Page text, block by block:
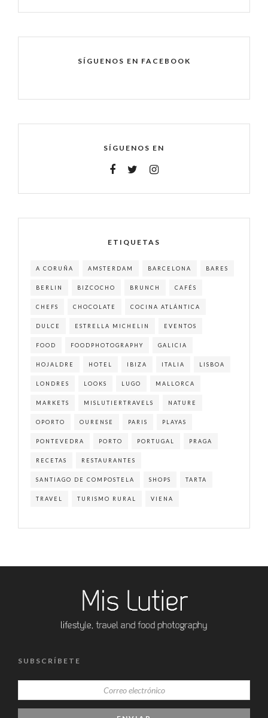
SÍGUENOS EN FACEBOOK
SÍGUENOS EN
ETIQUETAS
A CORUÑA AMSTERDAM BARCELONA BARES
BERLIN BIZCOCHO BRUNCH CAFÉS
CHEFS CHOCOLATE COCINA ATLÁNTICA
DULCE ESTRELLA MICHELIN EVENTOS
FOOD FOODPHOTOGRAPHY GALICIA
HOJALDRE HOTEL IBIZA ITALIA LISBOA
LONDRES LOOKS LUGO MALLORCA
MARKETS MISLUTIERTRAVELS NATURE
OPORTO OURENSE PARIS PLAYAS
PONTEVEDRA PORTO PORTUGAL PRAGA
RECETAS RESTAURANTES
SANTIAGO DE COMPOSTELA SHOPS TARTA
TRAVEL TURISMO RURAL VIENA
SUBSCRÍBETE